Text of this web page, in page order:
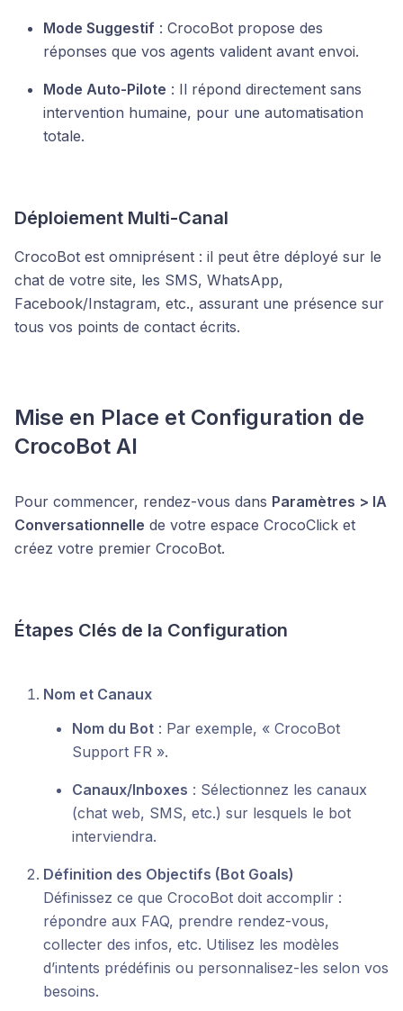
Mode Suggestif : CrocoBot propose des
réponses que vos agents valident avant envoi.
Mode Auto-Pilote : Il répond directement sans
intervention humaine, pour une automatisation
totale.
Déploiement Multi-Canal
CrocoBot est omniprésent : il peut être déployé sur le
chat de votre site, les SMS, WhatsApp,
Facebook/Instagram, etc., assurant une présence sur
tous vos points de contact écrits.
Mise en Place et Configuration de
CrocoBot AI
Pour commencer, rendez-vous dans Paramètres > IA
Conversationnelle de votre espace CrocoClick et
créez votre premier CrocoBot.
Étapes Clés de la Configuration
Nom et Canaux
Nom du Bot : Par exemple, « CrocoBot
Support FR ».
Canaux/Inboxes : Sélectionnez les canaux
(chat web, SMS, etc.) sur lesquels le bot
interviendra.
Définition des Objectifs (Bot Goals)
Définissez ce que CrocoBot doit accomplir :
répondre aux FAQ, prendre rendez-vous,
collecter des infos, etc. Utilisez les modèles
d’intents prédéfinis ou personnalisez-les selon vos
besoins.